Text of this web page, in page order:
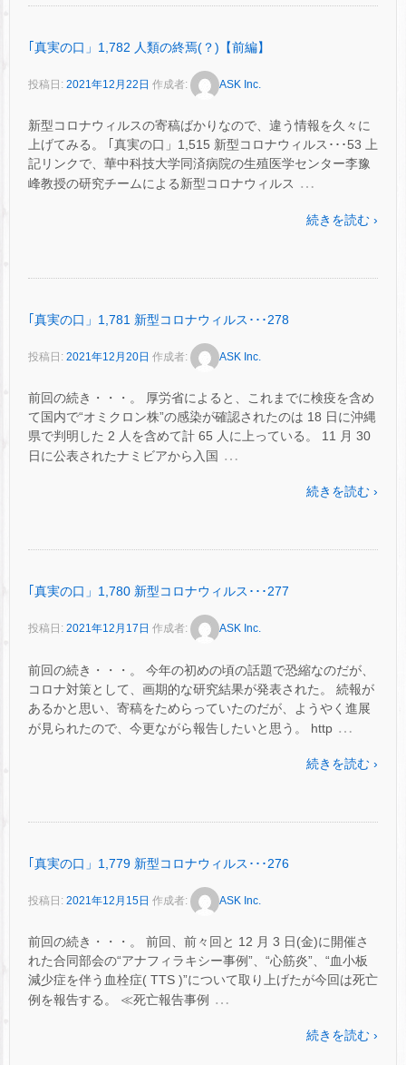
｢真実の口」1,782 人類の終焉(？)【前編】
投稿日: 2021年12月22日 作成者: ASK Inc.
新型コロナウィルスの寄稿ばかりなので、違う情報を久々に
上げてみる。 ｢真実の口」1,515 新型コロナウィルス･･･53 上
記リンクで、華中科技大学同済病院の生殖医学センター李豫
峰教授の研究チームによる新型コロナウィルス …
続きを読む ›
｢真実の口」1,781 新型コロナウィルス･･･278
投稿日: 2021年12月20日 作成者: ASK Inc.
前回の続き・・・。 厚労省によると、これまでに検疫を含め
て国内で“オミクロン株”の感染が確認されたのは 18 日に沖縄
県で判明した 2 人を含めて計 65 人に上っている。 11 月 30
日に公表されたナミビアから入国 …
続きを読む ›
｢真実の口」1,780 新型コロナウィルス･･･277
投稿日: 2021年12月17日 作成者: ASK Inc.
前回の続き・・・。 今年の初めの頃の話題で恐縮なのだが、
コロナ対策として、画期的な研究結果が発表された。 続報が
あるかと思い、寄稿をためらっていたのだが、ようやく進展
が見られたので、今更ながら報告したいと思う。 http …
続きを読む ›
｢真実の口」1,779 新型コロナウィルス･･･276
投稿日: 2021年12月15日 作成者: ASK Inc.
前回の続き・・・。 前回、前々回と 12 月 3 日(金)に開催さ
れた合同部会の“アナフィラキシー事例”、“心筋炎”、“血小板
減少症を伴う血栓症( TTS )”について取り上げたが今回は死亡
例を報告する。 ≪死亡報告事例
…
続きを読む ›